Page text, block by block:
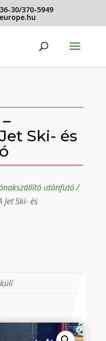
30/370-5949
Ski- és
utánfutó/
Ski- és